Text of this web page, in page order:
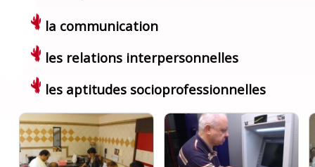
la communication
les relations interpersonnelles
les aptitudes socioprofessionnelles